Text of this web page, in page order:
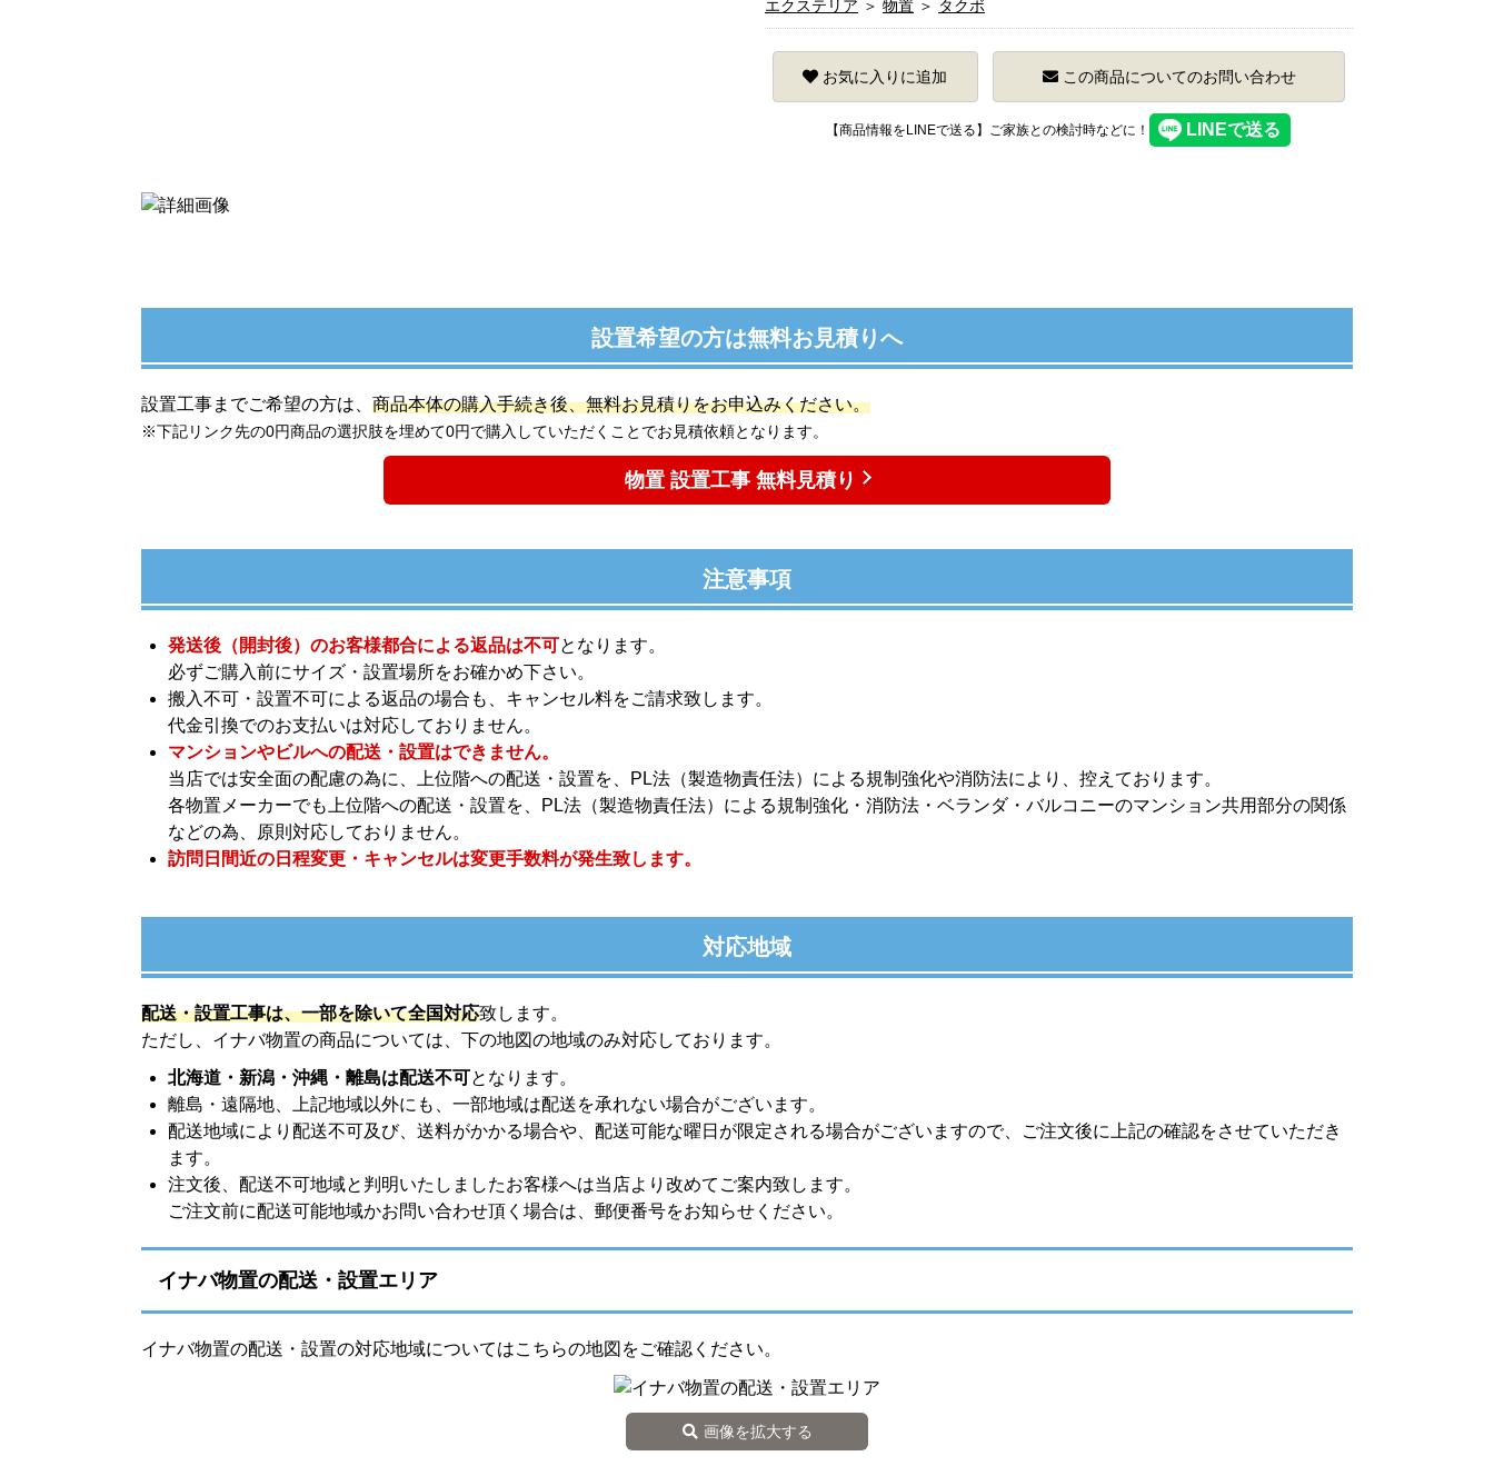
エクステリア ＞ 物置 ＞ タクボ
お気に入りに追加 この商品についてのお問い合わせ
【商品情報をLINEで送る】ご家族との検討時などに！
設置希望の方は無料お見積りへ
設置工事までご希望の方は、 商品本体の購入手続き後、無料お見積りをお申込みください。
※下記リンク先の0円商品の選択肢を埋めて0円で購入していただくことでお見積依頼となります。
物置 設置工事 無料見積り
注意事項
発送後（開封後）のお客様都合による返品は不可となります。
必ずご購入前にサイズ・設置場所をお確かめ下さい。
搬入不可・設置不可による返品の場合も、キャンセル料をご請求致します。
代金引換でのお支払いは対応しておりません。
マンションやビルへの配送・設置はできません。
当店では安全面の配慮の為に、上位階への配送・設置を、PL法（製造物責任法）による規制強化や消防法により、控えております。
各物置メーカーでも上位階への配送・設置を、PL法（製造物責任法）による規制強化・消防法・ベランダ・バルコニーのマンション共用部分の関係
などの為、原則対応しておりません。
訪問日間近の日程変更・キャンセルは変更手数料が発生致します。
対応地域
配送・設置工事は、一部を除いて全国対応致します。
ただし、イナバ物置の商品については、下の地図の地域のみ対応しております。
北海道・新潟・沖縄・離島は配送不可となります。
離島・遠隔地、上記地域以外にも、一部地域は配送を承れない場合がございます。
配送地域により配送不可及び、送料がかかる場合や、配送可能な曜日が限定される場合がございますので、ご注文後に上記の確認をさせていただき
ます。
注文後、配送不可地域と判明いたしましたお客様へは当店より改めてご案内致します。
ご注文前に配送可能地域かお問い合わせ頂く場合は、郵便番号をお知らせください。
イナバ物置の配送・設置エリア
イナバ物置の配送・設置の対応地域についてはこちらの地図をご確認ください。
画像を拡大する